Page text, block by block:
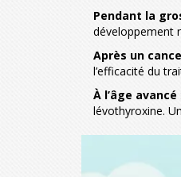
Pendant la
développement
Après un
l’efficacité du
À l’âge avancé
lévothyroxine.